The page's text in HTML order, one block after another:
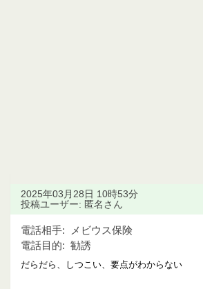
2025年03月28日 10時53分
投稿ユーザー: 匿名さん
電話相手:
メビウス保険
電話目的: 勧誘
だらだら、しつこい、要点がわからない